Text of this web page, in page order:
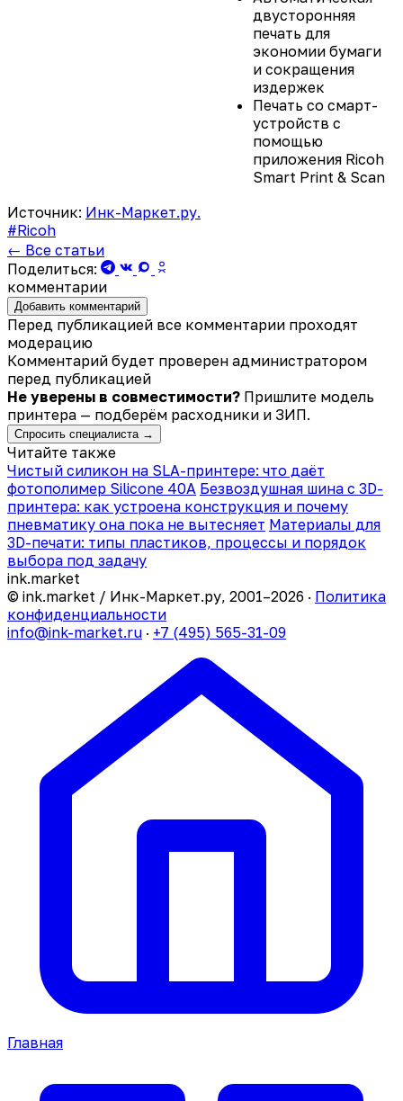
двусторонняя
печать для
экономии бумаги
и сокращения
издержек
Печать со смарт-
устройств с
помощью
приложения Ricoh
Smart Print & Scan
Источник: Инк-Маркет.ру.
#Ricoh
← Все статьи
Поделиться:
комментарии
Добавить комментарий
Перед публикацией все комментарии проходят
модерацию
Комментарий будет проверен администратором
перед публикацией
Не уверены в совместимости? Пришлите модель
принтера — подберём расходники и ЗИП.
Спросить специалиста →
Читайте также
Чистый силикон на SLA-принтере: что даёт
фотополимер Silicone 40A Безвоздушная шина с 3D-
принтера: как устроена конструкция и почему
пневматику она пока не вытесняет Материалы для
3D-печати: типы пластиков, процессы и порядок
выбора под задачу
ink.market
© ink.market / Инк-Маркет.ру, 2001–2026 · Политика
конфиденциальности
info@ink-market.ru · +7 (495) 565-31-09
Главная